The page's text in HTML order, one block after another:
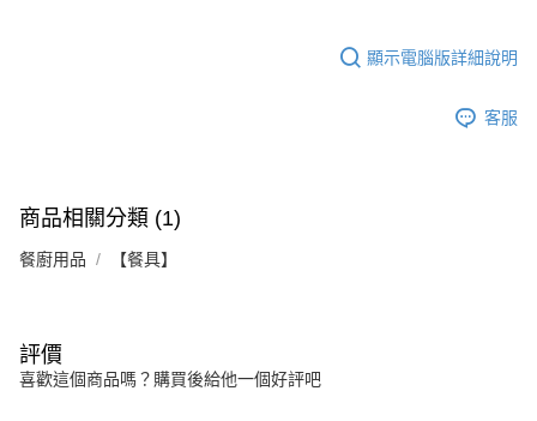
顯示電腦版詳細說明
客服
商品相關分類 (1)
餐廚用品 【餐具】
評價
喜歡這個商品嗎？購買後給他一個好評吧